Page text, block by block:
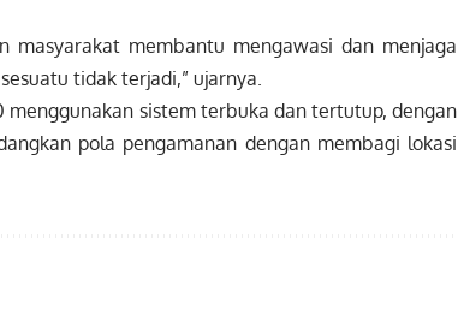
masyarakat membantu mengawasi dan menjaga
tidak terjadi,” ujarnya.
sistem terbuka dan tertutup, dengan
pola pengamanan dengan membagi lokasi